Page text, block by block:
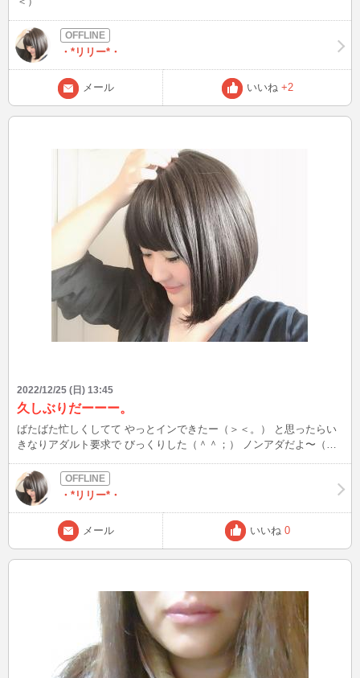
・*リリー*・
メール いいね +2
2022/12/25 (日) 13:45
久しぶりだーーー。
ばたばた忙しくしてて やっとインできたー（＞＜。） と思ったらい
きなりアダルト要求で びっくりした（＾＾；） ノンアダだよ〜（＞
ールくれた殿方の皆様 本当にありがとう（＞＜。） 来週は木曜日ま
で・・・インがんばるね！！ 待ち合わせのメールもまってます♪
・*リリー*・
メール いいね 0